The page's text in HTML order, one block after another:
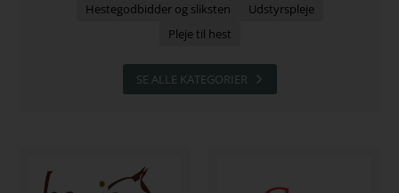
Hestegodbidder og sliksten
Udstyrspleje
Pleje til hest
SE ALLE KATEGORIER